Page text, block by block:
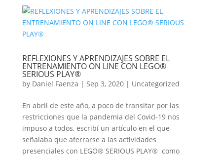
REFLEXIONES Y APRENDIZAJES SOBRE EL
ENTRENAMIENTO ON LINE CON LEGO®
SERIOUS PLAY®
by Daniel Faenza | Sep 3, 2020| Uncategorized
En abril de este año, a poco de transitar por las
restricciones que la pandemia del Covid-19 nos
impuso a todos, escribí un artículo en el que
señalaba que aferrarse a las actividades
presenciales con LEGO® SERIOUS PLAY® como